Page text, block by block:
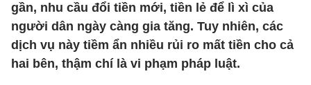
gần, nhu cầu đổi tiền mới, tiền lẻ để lì xì của
người dân ngày càng gia tăng. Tuy nhiên, các
dịch vụ này tiềm ẩn nhiều rủi ro mất tiền cho cả
hai bên, thậm chí là vi phạm pháp luật.